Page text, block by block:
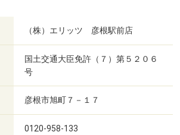
（株）エリッツ 彦根駅前店
国土交通大臣免許（７）第５２０６
号
彦根市旭町７－１７
0120-958-133